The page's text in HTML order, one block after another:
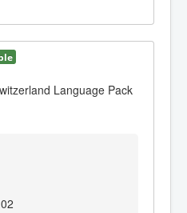
Language Pack